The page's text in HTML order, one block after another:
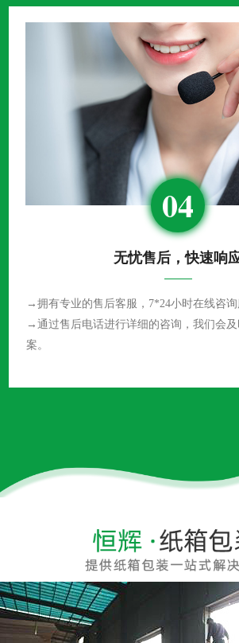
04
无忧售后，快速响
→拥有专业的售后客服，7*24小时在线咨询
→通过售后电话进行详细的咨询，我们会
案。